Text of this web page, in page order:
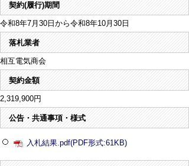
契約(履行)期間
令和8年7月30日から令和8年10月30日
落札業者
相互電気商会
契約金額
2,319,900円
公告・共通事項・様式
入札結果.pdf(PDF形式:61KB)